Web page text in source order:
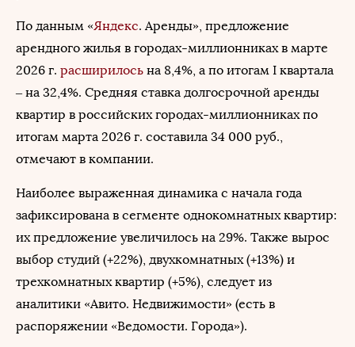
По данным «Яндекс. Аренды», предложение
арендного жилья в городах-миллионниках в марте
2026 г. расширилось на 8,4%, а по итогам I квартала
– на 32,4%. Средняя ставка долгосрочной аренды
квартир в российских городах-миллионниках по
итогам марта 2026 г. составила 34 000 руб.,
отмечают в компании.
Наиболее выраженная динамика с начала года
зафиксирована в сегменте однокомнатных квартир:
их предложение увеличилось на 29%. Также вырос
выбор студий (+22%), двухкомнатных (+13%) и
трехкомнатных квартир (+5%), следует из
аналитики «Авито. Недвижимости» (есть в
распоряжении «Ведомости. Города»).